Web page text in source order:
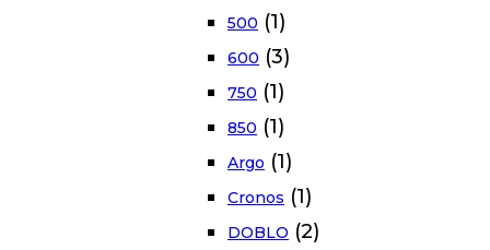
500 (1)
600 (3)
750 (1)
850 (1)
Argo (1)
Cronos (1)
DOBLO (2)